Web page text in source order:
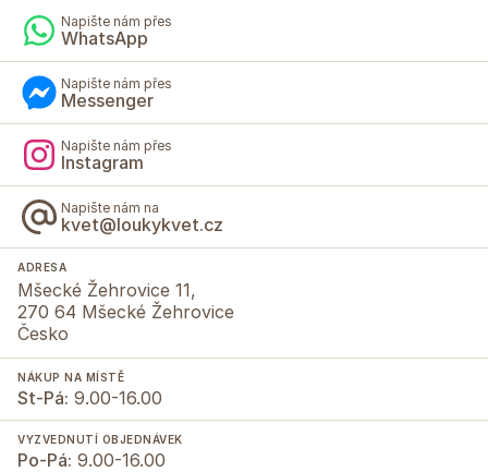
Napište nám přes
WhatsApp
Napište nám přes
Messenger
Napište nám přes
Instagram
Napište nám na
kvet@loukykvet.cz
ADRESA
Mšecké Žehrovice 11,
270 64 Mšecké Žehrovice
Česko
NÁKUP NA MÍSTĚ
St-Pá: 9.00-16.00
VYZVEDNUTÍ OBJEDNÁVEK
Po-Pá: 9.00-16.00